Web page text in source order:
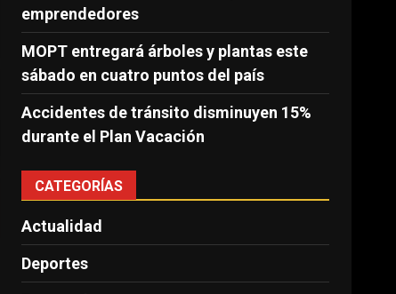
emprendedores
MOPT entregará árboles y plantas este
sábado en cuatro puntos del país
Accidentes de tránsito disminuyen 15%
durante el Plan Vacación
CATEGORÍAS
Actualidad
Deportes